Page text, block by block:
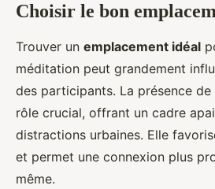
Choisir le bon
Trouver un emplacement idéal
méditation peut grandement
des participants. La présence de
rôle crucial, offrant un cadre
distractions urbaines. Elle
et permet une connexion plus
même.